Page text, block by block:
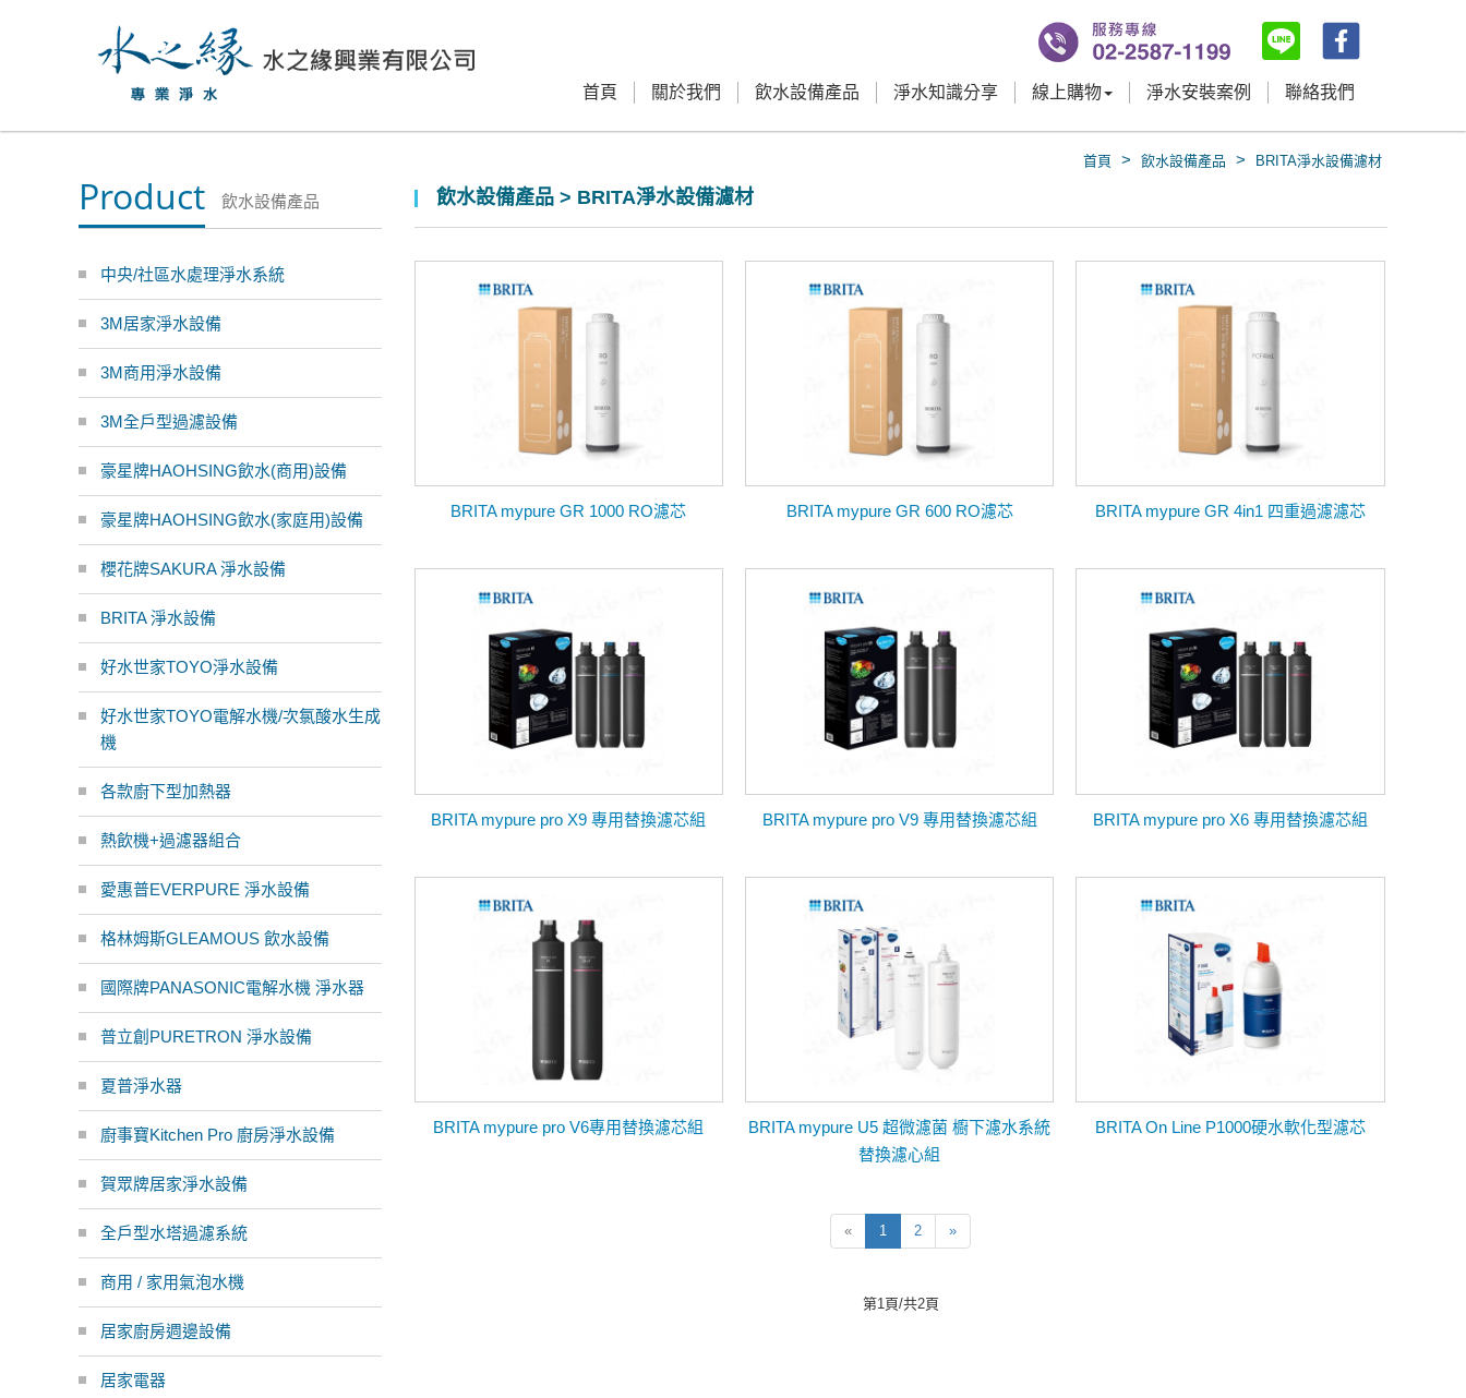
首頁 關於我們 飲水設備產品 淨水知識分享 線上購物 淨水安裝案例 聯絡我們
首頁 > 飲水設備產品 > BRITA淨水設備濾材
飲水設備產品 > BRITA淨水設備濾材
BRITA mypure GR 1000 RO濾芯 BRITA mypure GR 600 RO濾芯 BRITA mypure GR 4in1 四重過濾濾芯
BRITA mypure pro X9 專用替換濾芯組 BRITA mypure pro V9 專用替換濾芯組 BRITA mypure pro X6 專用替換濾芯組
BRITA mypure pro V6專用替換濾芯組
BRITA mypure U5 超微濾菌 櫥下濾水系統
替換濾心組
BRITA On Line P1000硬水軟化型濾芯
« 1 2 »
第1頁/共2頁
Product 飲水設備產品
中央/社區水處理淨水系統
3M居家淨水設備
3M商用淨水設備
3M全戶型過濾設備
豪星牌HAOHSING飲水(商用)設備
豪星牌HAOHSING飲水(家庭用)設備
櫻花牌SAKURA 淨水設備
BRITA 淨水設備
好水世家TOYO淨水設備
好水世家TOYO電解水機/次氯酸水生成
機
各款廚下型加熱器
熱飲機+過濾器組合
愛惠普EVERPURE 淨水設備
格林姆斯GLEAMOUS 飲水設備
國際牌PANASONIC電解水機 淨水器
普立創PURETRON 淨水設備
夏普淨水器
廚事寶Kitchen Pro 廚房淨水設備
賀眾牌居家淨水設備
全戶型水塔過濾系統
商用 / 家用氣泡水機
居家廚房週邊設備
居家電器